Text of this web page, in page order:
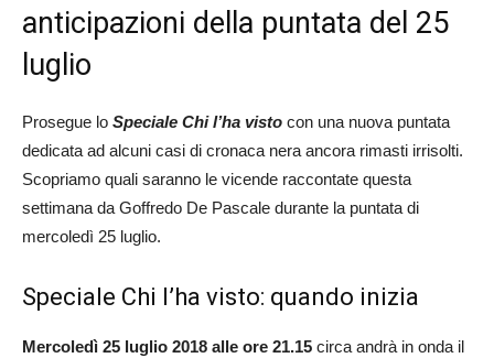
anticipazioni della puntata del 25
luglio
Prosegue lo Speciale Chi l’ha visto con una nuova puntata
dedicata ad alcuni casi di cronaca nera ancora rimasti irrisolti.
Scopriamo quali saranno le vicende raccontate questa
settimana da Goffredo De Pascale durante la puntata di
mercoledì 25 luglio.
Speciale Chi l’ha visto: quando inizia
Mercoledì 25 luglio 2018 alle ore 21.15 circa andrà in onda il